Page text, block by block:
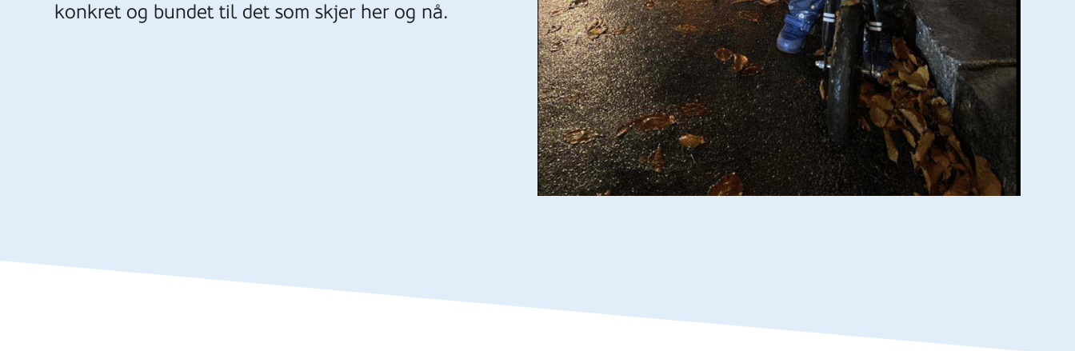
konkret og bundet til det som skjer her og nå.